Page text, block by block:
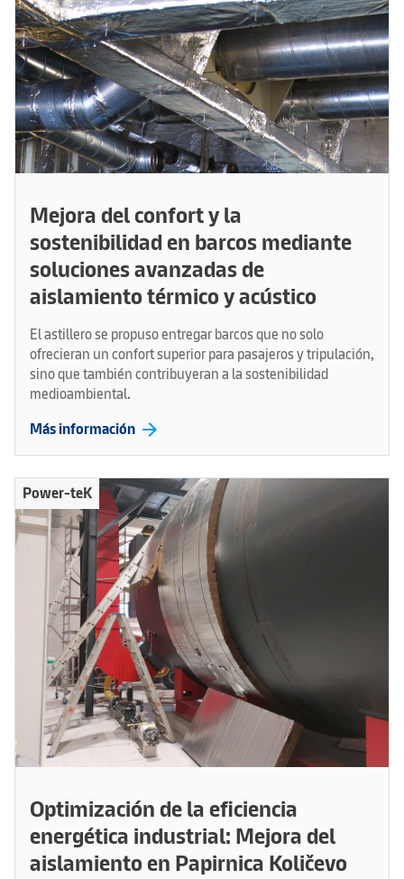
Mejora del confort y la
sostenibilidad en barcos mediante
soluciones avanzadas de
aislamiento térmico y acústico
El astillero se propuso entregar barcos que no solo
ofrecieran un confort superior para pasajeros y tripulación,
sino que también contribuyeran a la sostenibilidad
medioambiental.
Más información arrow_forward
Power-teK
Optimización de la eficiencia
energética industrial: Mejora del
aislamiento en Papirnica Količevo